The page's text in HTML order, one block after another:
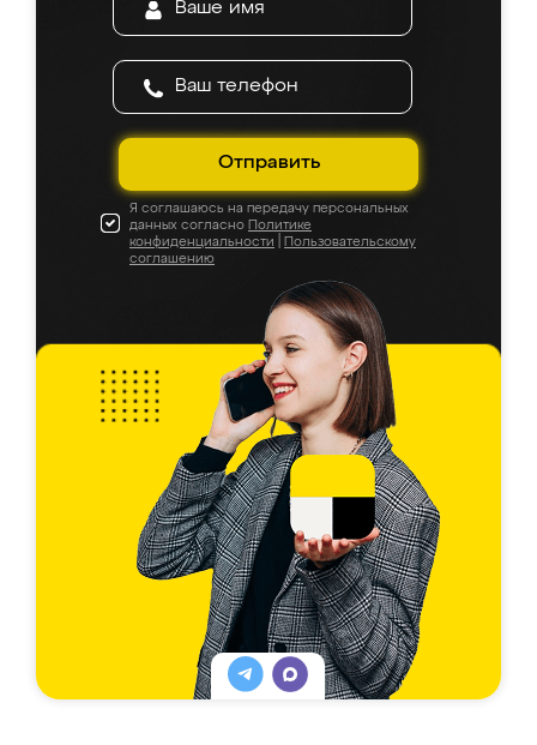
Отправить
Я соглашаюсь на передачу персональных
данных согласно Политике
конфиденциальности
Пользовательскому
соглашению